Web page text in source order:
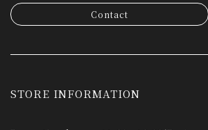
Contact
STORE INFORMATION